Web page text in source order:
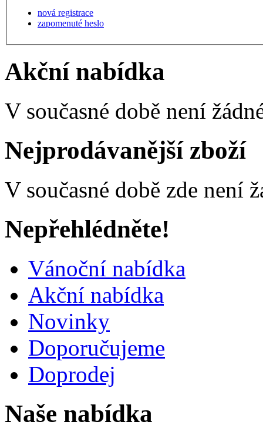
nová registrace
zapomenuté heslo
Akční nabídka
V současné době není
Nejprodávanější zboží
V současné době zde není
Nepřehlédněte!
Vánoční nabídka
Akční nabídka
Novinky
Doporučujeme
Doprodej
Naše nabídka